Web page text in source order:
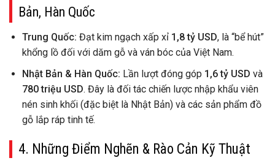
Bản, Hàn Quốc
Trung Quốc: Đạt kim ngạch xấp xỉ 1,8 tỷ USD, là “bể hút”
khổng lồ đối với dăm gỗ và ván bóc của Việt Nam.
Nhật Bản & Hàn Quốc: Lần lượt đóng góp 1,6 tỷ USD và
780 triệu USD. Đây là đối tác chiến lược nhập khẩu viên
nén sinh khối (đặc biệt là Nhật Bản) và các sản phẩm đồ
gỗ lắp ráp tinh tế.
4. Những Điểm Nghẽn & Rào Cản Kỹ Thuật